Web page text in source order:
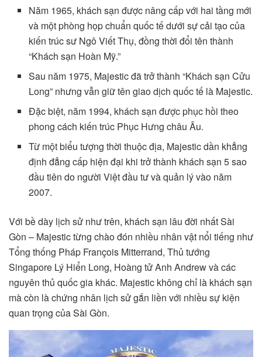
Năm 1965, khách sạn được nâng cấp với hai tầng mới
và một phòng họp chuẩn quốc tế dưới sự cải tạo của
kiến trúc sư Ngô Viết Thụ, đồng thời đổi tên thành
“Khách sạn Hoàn Mỹ.”
Sau năm 1975, Majestic đã trở thành “Khách sạn Cửu
Long” nhưng vẫn giữ tên giao dịch quốc tế là Majestic.
Đặc biệt, năm 1994, khách sạn được phục hồi theo
phong cách kiến trúc Phục Hưng châu Âu.
Từ một biểu tượng thời thuộc địa, Majestic dần khẳng
định đẳng cấp hiện đại khi trở thành khách sạn 5 sao
đầu tiên do người Việt đầu tư và quản lý vào năm
2007.
Với bề dày lịch sử như trên, khách sạn lâu đời nhất Sài
Gòn – Majestic từng chào đón nhiều nhân vật nổi tiếng như
Tổng thống Pháp François Mitterrand, Thủ tướng
Singapore Lý Hiển Long, Hoàng tử Anh Andrew và các
nguyên thủ quốc gia khác. Majestic không chỉ là khách sạn
mà còn là chứng nhân lịch sử gắn liền với nhiều sự kiện
quan trọng của Sài Gòn.